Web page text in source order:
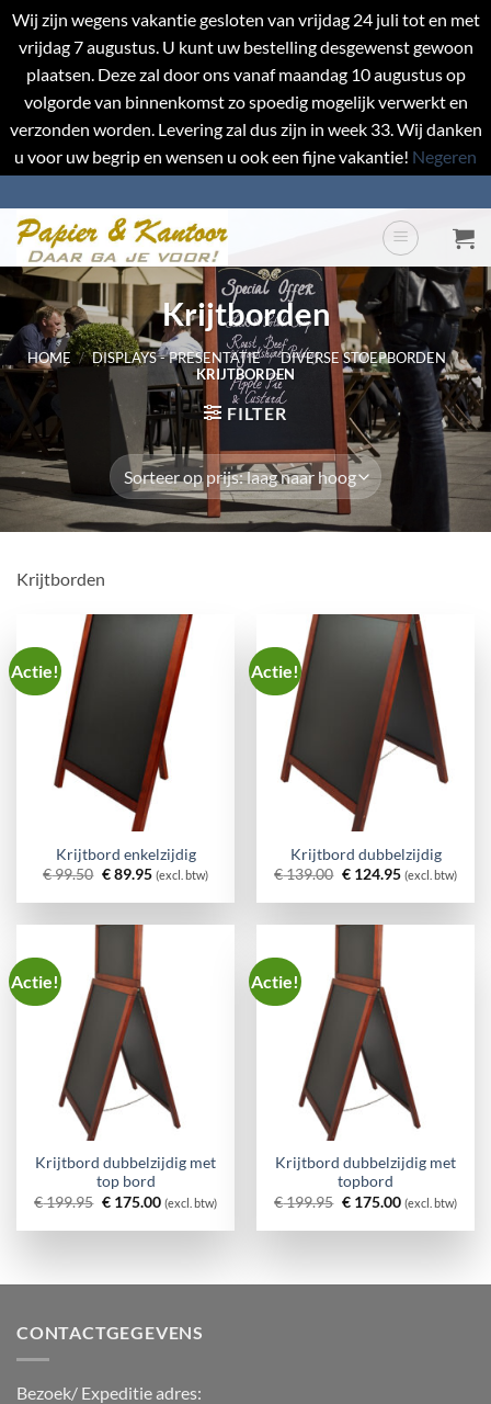
Wij zijn wegens vakantie gesloten van vrijdag 24 juli tot en met
vrijdag 7 augustus. U kunt uw bestelling desgewenst gewoon
plaatsen. Deze zal door ons vanaf maandag 10 augustus op
volgorde van binnenkomst zo spoedig mogelijk verwerkt en
verzonden worden. Levering zal dus zijn in week 33. Wij danken
u voor uw begrip en wensen u ook een fijne vakantie! Negeren
naar
inhoud
Krijtborden
HOME / DISPLAYS - PRESENTATIE / DIVERSE STOEPBORDEN /
KRIJTBORDEN
FILTER
Krijtborden
Actie!
Krijtbord enkelzijdig
€99.50 Oorspronkelijke
was:
€89.95Huidige
prijs
is:
(excl. btw)
Actie!
Krijtbord dubbelzijdig
€139.00 Oorspronkelijke
was:
€124.95Huidige
prijs
is:
(excl. btw)
Actie!
Krijtbord dubbelzijdig met
top bord
€199.95 Oorspronkelijke
was:
€175.00Huidige
prijs
is:
(excl. btw)
Actie!
Krijtbord dubbelzijdig met
topbord
€199.95 Oorspronkelijke
was:
€175.00Huidige
prijs
is:
(excl. btw)
CONTACTGEGEVENS
Bezoek/ Expeditie adres: